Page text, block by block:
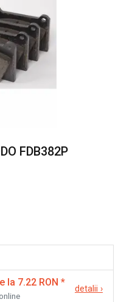
FDB382P
la 7.22 RON *
detalii ›